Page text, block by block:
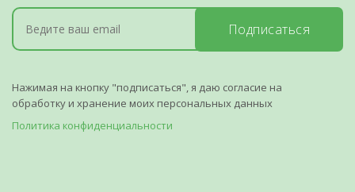
Подписаться
Нажимая на кнопку "подписаться", я даю согласие на
обработку и хранение моих персональных данных
Политика конфиденциальности